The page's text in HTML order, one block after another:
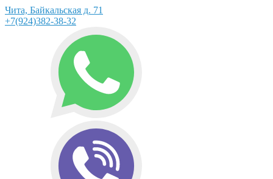
Чита, Байкальская д. 71
+7(924)382-38-32